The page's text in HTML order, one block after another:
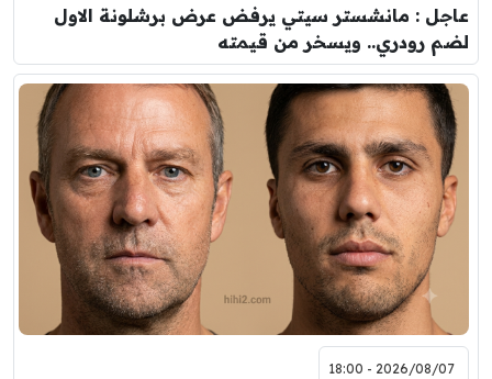
عاجل : مانشستر سيتي يرفض عرض برشلونة الاول
لضم رودري.. ويسخر من قيمته
2026/08/07 - 18:00